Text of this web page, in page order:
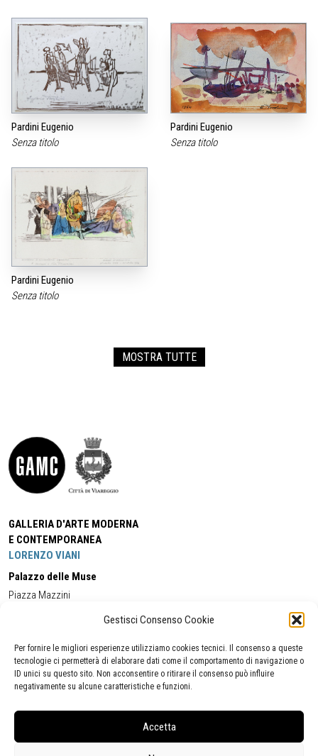
Gestisci Consenso Cookie
Per fornire le migliori esperienze utilizziamo cookies tecnici. Il consenso a queste
tecnologie ci permetterà di elaborare dati come il comportamento di navigazione o
ID unici su questo sito. Non acconsentire o ritirare il consenso può influire
negativamente su alcune caratteristiche e funzioni.
Accetta
Pardini Eugenio
Senza titolo
Pardini Eugenio
Senza titolo
Pardini Eugenio
Senza titolo
MOSTRA TUTTE
GALLERIA D'ARTE MODERNA
E CONTEMPORANEA
LORENZO VIANI
Palazzo delle Muse
Piazza Mazzini
Cell:+39 338 5714978 (orario apertura Galleria)
Tel:
+39 0584 944580
(orario 09.00/13.00)
Email:gamc@comune.viareggio.lu.it
Segnalazione di inaccessibilità